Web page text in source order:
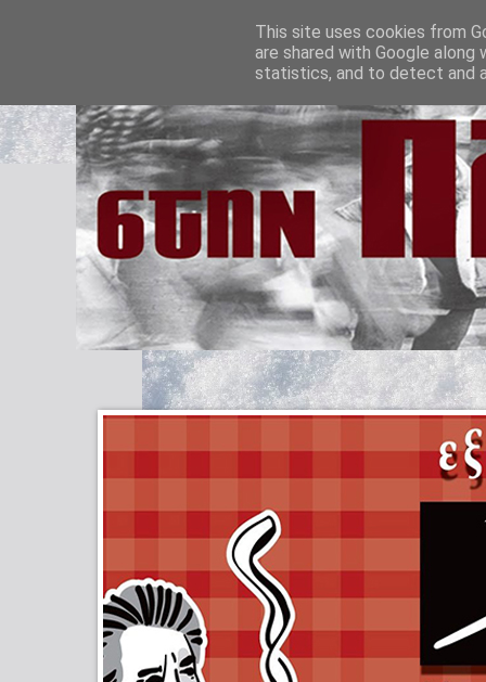
This site uses cookies from
are shared with Google
statistics, and to detect and